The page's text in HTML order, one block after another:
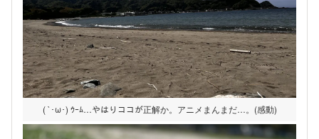
( `･ω･) ｳｰﾑ…やはりココが正解か。アニメまんまだ…。(感動)